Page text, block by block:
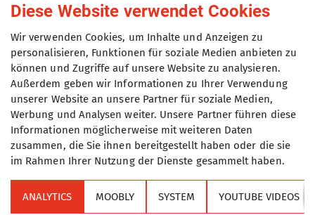
Martin: Nein, im Gegenteil, ich habe einen ganz
der Schreinerwerkstatt meines Opas und auf dem
Bauernhof unseres Nachbarn groß geworden bin
– aber ich bin in keiner Weise Profi. Ein
Hüttenwart muss die Arbeit sehen und anpacken
können, dann passt das.
TAK: Was motiviert Dich bei Deinem Ehrenamt
besonders?
Diese Website verwendet Cookies
Wir verwenden Cookies, um Inhalte und Anzeigen zu
personalisieren, Funktionen für soziale Medien anbieten zu
können und Zugriffe auf unsere Website zu analysieren.
Außerdem geben wir Informationen zu Ihrer Verwendung
unserer Website an unsere Partner für soziale Medien,
Werbung und Analysen weiter. Unsere Partner führen diese
Informationen möglicherweise mit weiteren Daten
zusammen, die Sie ihnen bereitgestellt haben oder die sie
im Rahmen Ihrer Nutzung der Dienste gesammelt haben.
ANALYTICS MOOBLY SYSTEM YOUTUBE VIDEOS